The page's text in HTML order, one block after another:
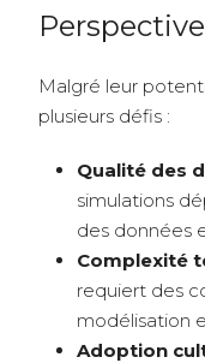
Malgré leur
plusieurs défis :
Qualité des
simulations
des données
Complexité
requiert des
modélisation
Adoption